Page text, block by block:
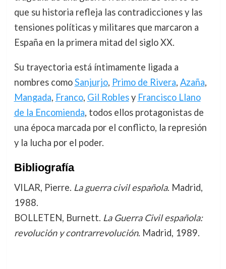
que su historia refleja las contradicciones y las
tensiones políticas y militares que marcaron a
España en la primera mitad del siglo XX.
Su trayectoria está íntimamente ligada a
nombres comoSanjurjo, Primo de Rivera, Azaña,
Mangada, Franco, Gil Roblesy Francisco Llano
de la Encomienda, todos ellos protagonistas de
una época marcada por el conflicto, la represión
y la lucha por el poder.
Bibliografía
VILAR, Pierre. La guerra civil española. Madrid,
1988.
BOLLETEN, Burnett. La Guerra Civil española:
revolución y contrarrevolución. Madrid, 1989.